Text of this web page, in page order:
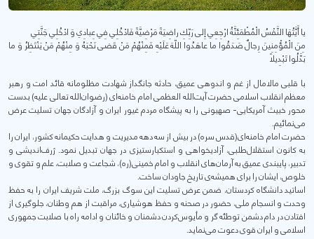
يا أَيَّتُهَا النَّفْسُ الْمُطْمَئِنَّةُ ارْجِعِي إِلى رَبِّكِ راضِيَةً مَرْضِيَّةً فَادْخُلِي فِي عِبادِي وَ ادْخُلِي جَنَّتِي
مِنَ الْمُؤْمِنِینَ رِجالٌ صَدَقُوا ما عاهَدُوا اللّهَ عَلَیْهِ فَمِنْهُمْ مَنْ قَضى نَحْبَهُ وَ مِنْهُمْ مَنْ یَنْتَظِرُ وَ ما
بَدَّلُوا تَبْدِیلاً
با قلبی مالامال از غم و اندوهی عمیق، حادثه جانگداز شهادت مظلومانه قائد امت و رهبر
معظم انقلاب اسلامی حضرت آیت‌الله العظمی امام خامنه‌ای (رضوان‌الله تعالی علیه) بدست
محور خبیث آمریکایی- صهیونی را به پیشگاه مردم غیور ایران و آزادگان جهان تسلیت عرض
می‌نمائیم.
حضرت امام خامنه‌ای(قدس سره) در بیش از سه دهه مدیریت و هدایت حکیمانه کشور، ایران را
به کانون استقلال‌طلبی، آزادیخواهی و استکبارستیزی در جهان تبدیل نمود. ژرف‌اندیشی و
تدبیر، پایبندی عمیق به آرمان‌های انقلاب و امام خمینی(ره)، شجاعت و صلابت، علم و تقوی و
خلوص، ایشان را برای همیشه‌ی تاریخ جاودان ساخت.
اساتید دانشگاه کردستان، ضمن عرض تسلیت این سوگ بزرگ، ملت شریف ایران را به حفظ
وحدت و انسجام ملی، حضور در صحنه و حفظ هوشیاری، مراقبت از هم وطنان، جلوگیری از
افتادن در دام دشمن توطئه گر و مأیوس‌کردن دشمنان و خائنان و ادامه راه با صلابت جمهوری
اسلامی و ایران قوی دعوت می‌نماید.